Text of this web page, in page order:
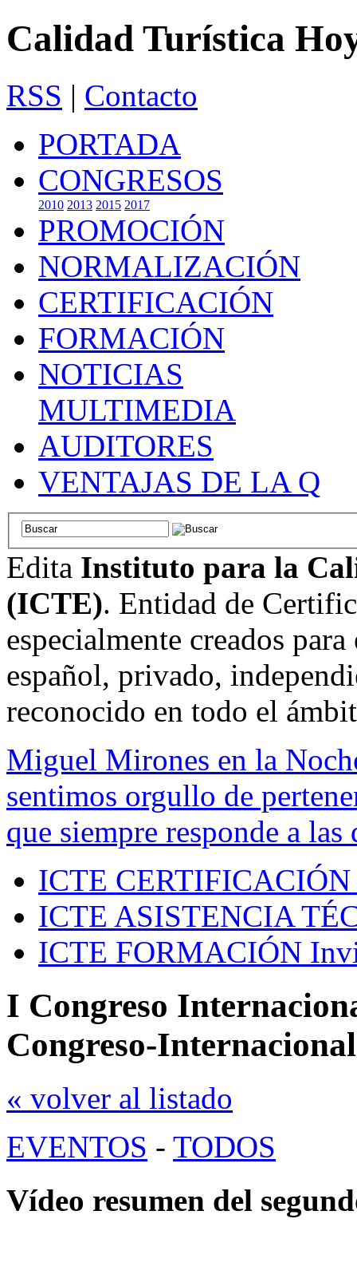
Calidad Turística
RSS | Contacto
PORTADA
CONGRESOS
2010 2013 2015 2017
PROMOCIÓN
NORMALIZACIÓN
CERTIFICACIÓN
FORMACIÓN
NOTICIAS
MULTIMEDIA
AUDITORES
VENTAJAS DE LA Q
Edita Instituto para la
(ICTE). Entidad de
especialmente creados
español, privado,
reconocido en todo el
Miguel Mirones en la
sentimos orgullo de
que siempre responde a
ICTE CERTIFICACIÓN
ICTE ASISTENCIA
ICTE FORMACIÓN
I Congreso
Congreso-
« volver al listado
EVENTOS - TODOS
Vídeo resumen del